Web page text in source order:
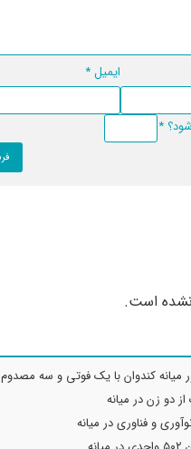
ایمیل*
*
است.
میانه کندوان با یک فوتی و سه مصدوم
و فناوری در میانه